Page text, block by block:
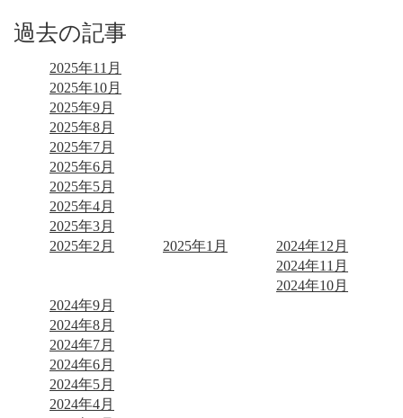
過去の記事
2025年11月
2025年10月
2025年9月
2025年8月
2025年7月
2025年6月
2025年5月
2025年4月
2025年3月
2025年2月
2025年1月
2024年12月
2024年11月
2024年10月
2024年9月
2024年8月
2024年7月
2024年6月
2024年5月
2024年4月